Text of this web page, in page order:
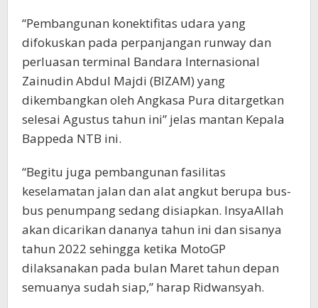
“Pembangunan konektifitas udara yang
difokuskan pada perpanjangan runway dan
perluasan terminal Bandara Internasional
Zainudin Abdul Majdi (BIZAM) yang
dikembangkan oleh Angkasa Pura ditargetkan
selesai Agustus tahun ini” jelas mantan Kepala
Bappeda NTB ini.
“Begitu juga pembangunan fasilitas
keselamatan jalan dan alat angkut berupa bus-
bus penumpang sedang disiapkan. InsyaAllah
akan dicarikan dananya tahun ini dan sisanya
tahun 2022 sehingga ketika MotoGP
dilaksanakan pada bulan Maret tahun depan
semuanya sudah siap,” harap Ridwansyah.